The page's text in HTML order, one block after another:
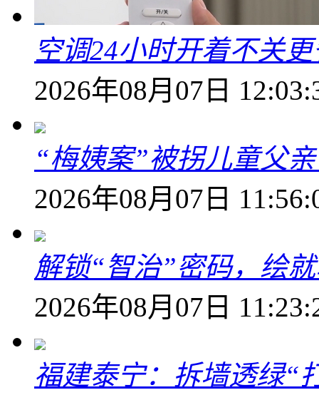
空调24小时开着不关
2026年08月07日
“梅姨案”被拐儿童父
2026年08月07日
解锁“智治”密码，绘
2026年08月07日
福建泰宁：拆墙透绿“